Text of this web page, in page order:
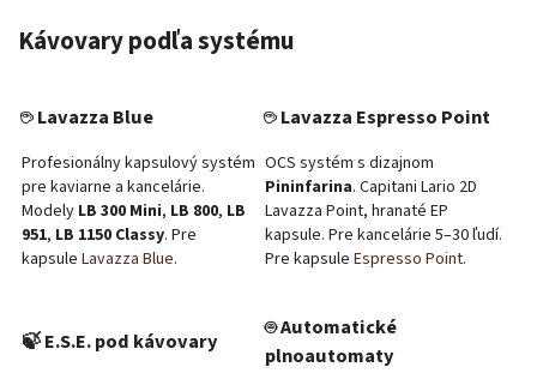
Kávovary podľa systému
☕ Lavazza Blue
Profesionálny kapsulový systém
pre kaviarne a kancelárie.
Modely LB 300 Mini, LB 800, LB
951, LB 1150 Classy. Pre
kapsule Lavazza Blue.
☕ Lavazza Espresso Point
OCS systém s dizajnom
Pininfarina. Capitani Lario 2D
Lavazza Point, hranaté EP
kapsule. Pre kancelárie 5–30 ľudí.
Pre kapsule Espresso Point.
🍃 E.S.E. pod kávovary
🤖 Automatické
plnoautomaty